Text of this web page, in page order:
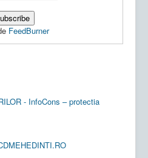
FeedBurner
- InfoCons – protectia